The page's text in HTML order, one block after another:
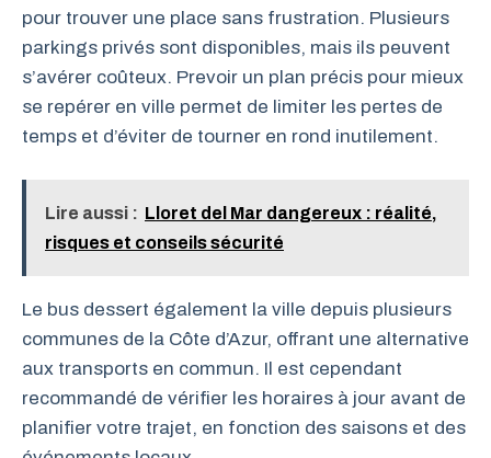
pour trouver une place sans frustration. Plusieurs
parkings privés sont disponibles, mais ils peuvent
s’avérer coûteux. Prevoir un plan précis pour mieux
se repérer en ville permet de limiter les pertes de
temps et d’éviter de tourner en rond inutilement.
Lire aussi : Lloret del Mar dangereux : réalité,
risques et conseils sécurité
Le bus dessert également la ville depuis plusieurs
communes de la Côte d’Azur, offrant une alternative
aux transports en commun. Il est cependant
recommandé de vérifier les horaires à jour avant de
planifier votre trajet, en fonction des saisons et des